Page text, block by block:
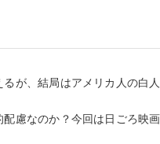
が、結局はアメリカ人の白
慮なのか？今回は日ごろ映